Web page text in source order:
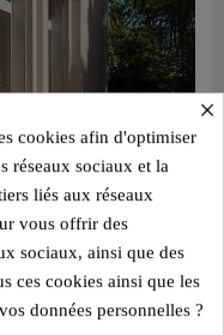
×
cookies afin d'optimiser
réseaux sociaux et la
liés aux réseaux
vous offrir des
sociaux, ainsi que des
ces cookies ainsi que les
données personnelles ?